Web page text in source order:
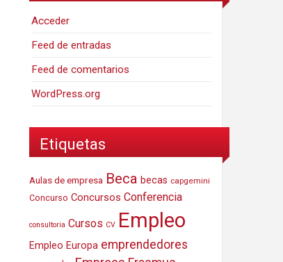
Acceder
Feed de entradas
Feed de comentarios
WordPress.org
Etiquetas
Aulas de empresa Beca becas capgemini
Concurso Concursos Conferencia
consultoria Cursos CV Empleo
Empleo Europa emprendedores